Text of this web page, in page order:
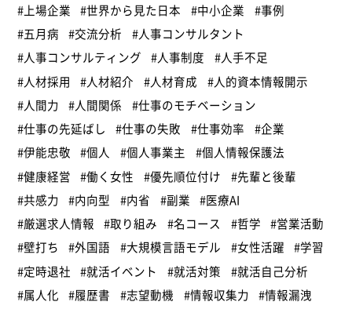
#上場企業
#世界から見た日本 #中小企業
#事例
#五月病
#交流分析
#人事コンサルタント
#人事コンサルティング
#人事制度
#人手不足
#人材採用
#人材紹介 #人材育成
#人的資本情報開示
#人間力
#人間関係
#仕事のモチベーション
#仕事の先延ばし
#仕事の失敗 #仕事効率
#企業
#伊能忠敬
#個人 #個人事業主
#個人情報保護法
#健康経営
#働く女性 #優先順位付け
#先輩と後輩
#共感力
#内向型 #内省 #副業 #医療AI
#厳選求人情報
#取り組み #名コース #哲学 #営業活動
#壁打ち
#外国語 #大規模言語モデル #女性活躍 #学習
#定時退社
#就活イベント #就活対策
#就活自己分析
#属人化
#履歴書 #志望動機 #情報収集力 #情報漏洩